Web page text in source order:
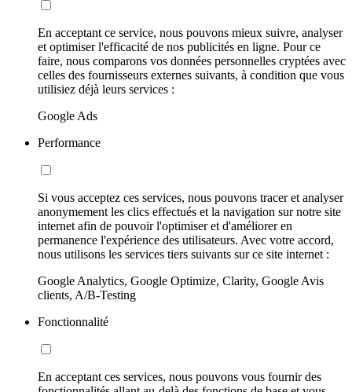
En acceptant ce service, nous pouvons mieux suivre, analyser
et optimiser l'efficacité de nos publicités en ligne. Pour ce
faire, nous comparons vos données personnelles cryptées avec
celles des fournisseurs externes suivants, à condition que vous
utilisiez déjà leurs services :
Google Ads
Performance
Si vous acceptez ces services, nous pouvons tracer et analyser
anonymement les clics effectués et la navigation sur notre site
internet afin de pouvoir l'optimiser et d'améliorer en
permanence l'expérience des utilisateurs. Avec votre accord,
nous utilisons les services tiers suivants sur ce site internet :
Google Analytics, Google Optimize, Clarity, Google Avis
clients, A/B-Testing
Fonctionnalité
En acceptant ces services, nous pouvons vous fournir des